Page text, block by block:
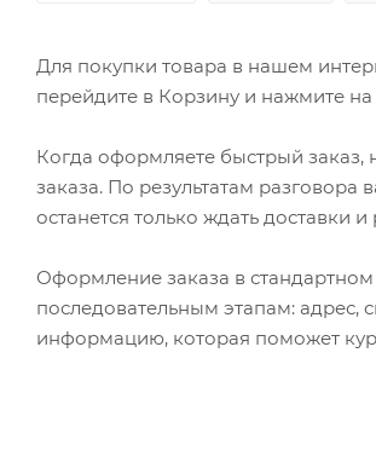
Для покупки товара в нашем
перейдите в Корзину и нажмите
Когда оформляете быстрый
заказа. По результатам
останется только ждать доставки
Оформление заказа в
последовательным этапам: адрес,
информацию, которая поможет